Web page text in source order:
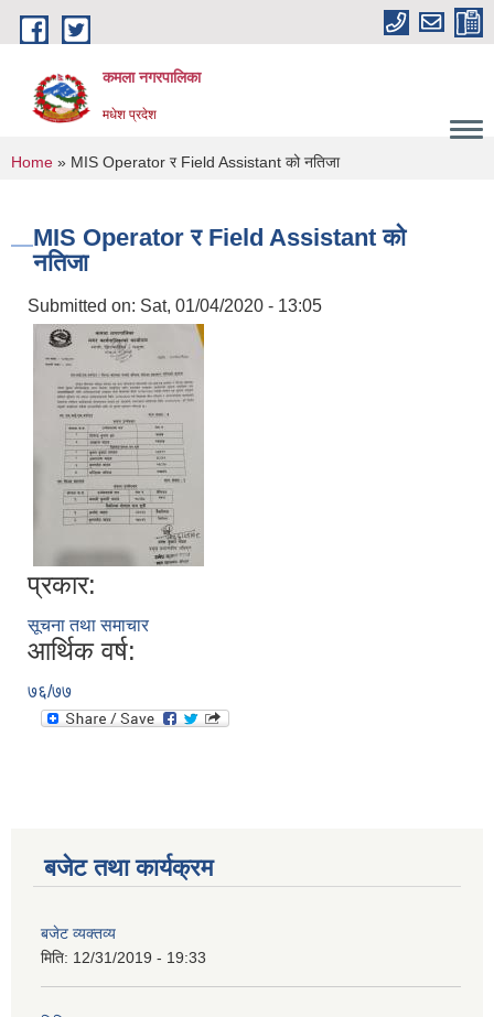
Skip to main content
कमला नगरपालिका
मधेश प्रदेश
You are here
Home » MIS Operator र Field Assistant को नतिजा
MIS Operator र Field Assistant को
नतिजा
Submitted on: Sat, 01/04/2020 - 13:05
प्रकार:
सूचना तथा समाचार
आर्थिक वर्ष:
७६/७७
बजेट तथा कार्यक्रम
बजेट व्यक्तव्य
मिति: 12/31/2019 - 19:33